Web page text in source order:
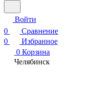
Войти
0
Сравнение
0
Избранное
0 Корзина
Челябинск